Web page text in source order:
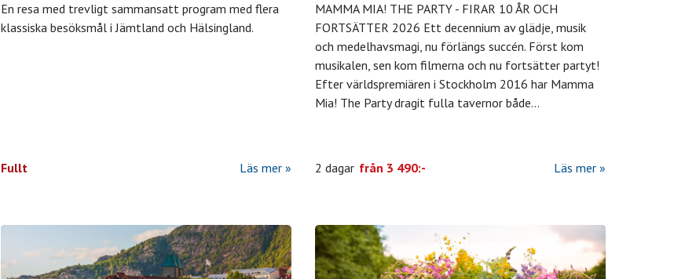
En resa med trevligt sammansatt program med flera
klassiska besöksmål i Jämtland och Hälsingland.
Fullt Läs mer
MAMMA MIA! THE PARTY - FIRAR 10 ÅR OCH
FORTSÄTTER 2026 Ett decennium av glädje, musik
och medelhavsmagi, nu förlängs succén. Först kom
musikalen, sen kom filmerna och nu fortsätter partyt!
Efter världspremiären i Stockholm 2016 har Mamma
Mia! The Party dragit fulla tavernor både...
2 dagar från 3 490:- Läs mer